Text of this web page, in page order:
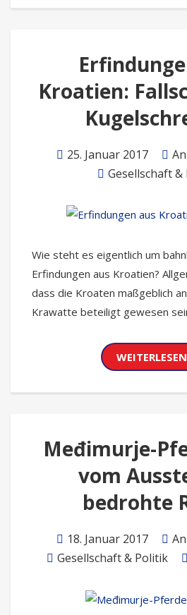
Kroatien:
25. Januar 2017
Gesellschaft
Wie steht es eigentlich um
Erfindungen aus Kroatien?
dass die Kroaten maßgeblich
Krawatte beteiligt gewesen
WEITERLESEN
Međimurje-
vom
bedrohte
18. Januar 2017
Gesellschaft & Politik